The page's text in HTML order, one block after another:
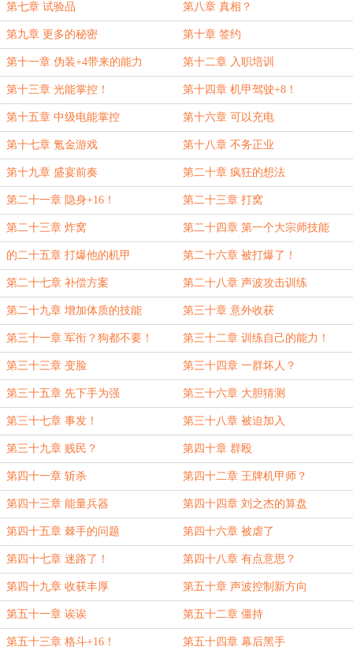
第七章 试验品 第八章 真相？
第九章 更多的秘密 第十章 签约
第十一章 伪装+4带来的能力 第十二章 入职培训
第十三章 光能掌控！ 第十四章 机甲驾驶+8！
第十五章 中级电能掌控 第十六章 可以充电
第十七章 氪金游戏 第十八章 不务正业
第十九章 盛宴前奏 第二十章 疯狂的想法
第二十一章 隐身+16！ 第二十三章 打窝
第二十三章 炸窝 第二十四章 第一个大宗师技能
的二十五章 打爆他的机甲 第二十六章 被打爆了！
第二十七章 补偿方案 第二十八章 声波攻击训练
第二十九章 增加体质的技能 第三十章 意外收获
第三十一章 军衔？狗都不要！ 第三十二章 训练自己的能力！
第三十三章 变脸 第三十四章 一群坏人？
第三十五章 先下手为强 第三十六章 大胆猜测
第三十七章 事发！ 第三十八章 被迫加入
第三十九章 贱民？ 第四十章 群殴
第四十一章 斩杀 第四十二章 王牌机甲师？
第四十三章 能量兵器 第四十四章 刘之杰的算盘
第四十五章 棘手的问题 第四十六章 被虐了
第四十七章 迷路了！ 第四十八章 有点意思？
第四十九章 收获丰厚 第五十章 声波控制新方向
第五十一章 诶诶 第五十二章 僵持
第五十三章 格斗+16！ 第五十四章 幕后黑手